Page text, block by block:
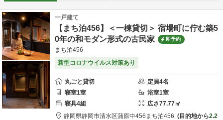
一戸建て
【まち泊456】＜一棟貸切＞ 宿場町に佇む築5
0年の和モダン形式の古民家
即予約
まち泊456
新型コロナウイルス対策あり
丸ごと貸切 定員4名
寝室1室 浴室1室
寝具4組 広さ77.77㎡
静岡県静岡市清水区蒲原中456 まち泊456 目的地から2.2